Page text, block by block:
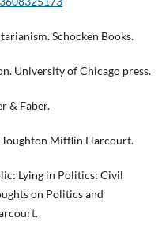
Schocken Books.
University of Chicago press.
& Faber.
Mifflin Harcourt.
Lying in Politics; Civil
on Politics and